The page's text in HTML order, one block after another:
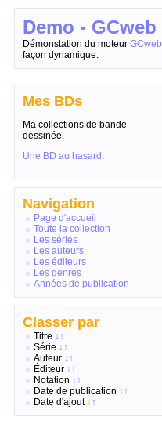
Demo - GCweb
Démonstation du moteur GCweb
façon dynamique.
Mes BDs
Ma collections de bande
dessinée.
Une BD au hasard .
Navigation
Page d'accueil
Toute la collection
Les séries
Les auteurs
Les éditeurs
Les genres
Années de publication
Classer par
Titre ↓↑
Série ↓↑
Auteur ↓↑
Éditeur ↓↑
Notation ↓↑
Date de publication ↓↑
Date d'ajout ↓↑